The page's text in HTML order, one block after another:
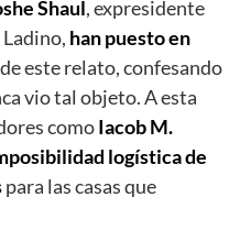
Shaul, expresidente
han puesto en
de este relato, confesando
vio tal objeto. A esta
comoIacob M.
logística de
para las casas que